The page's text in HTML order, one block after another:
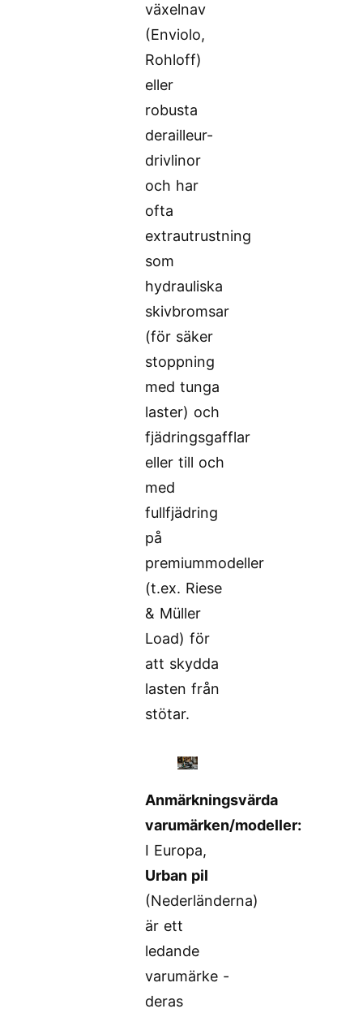
växelnav
(Enviolo,
Rohloff)
eller
robusta
derailleur-
drivlinor
och har
ofta
extrautrustning
som
hydrauliska
skivbromsar
(för säker
stoppning
med tunga
laster) och
fjädringsgafflar
eller till och
med
fullfjädring
på
premiummodeller
(t.ex. Riese
& Müller
Load) för
att skydda
lasten från
stötar.
Anmärkningsvärda
varumärken/modeller:
I Europa,
Urban pil
(Nederländerna)
är ett
ledande
varumärke -
deras